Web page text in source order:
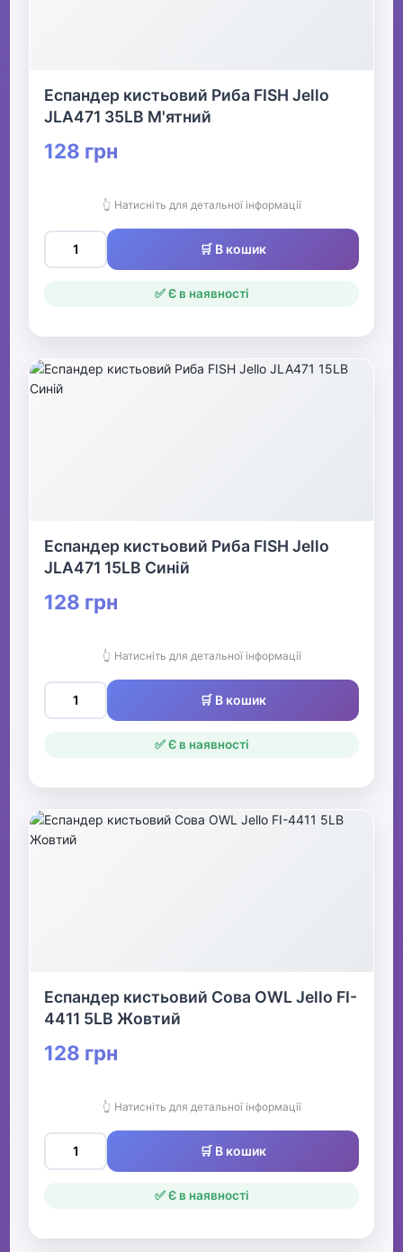
Еспандер кистьовий Риба FISH Jello
JLA471 35LB М'ятний
128 грн
👆 Натисніть для детальної інформації
🛒 В кошик
✅ Є в наявності
Еспандер кистьовий Риба FISH Jello
JLA471 15LB Синій
128 грн
👆 Натисніть для детальної інформації
🛒 В кошик
✅ Є в наявності
Еспандер кистьовий Сова OWL Jello FI-
4411 5LB Жовтий
128 грн
👆 Натисніть для детальної інформації
🛒 В кошик
✅ Є в наявності